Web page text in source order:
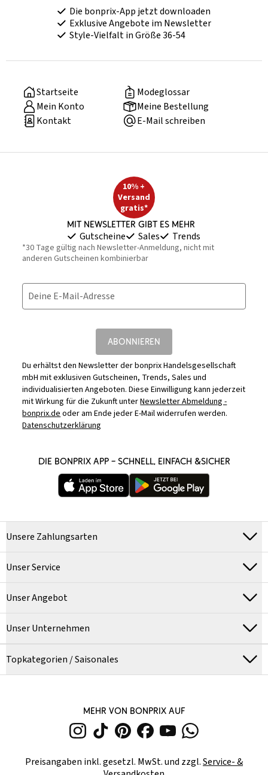
Die bonprix-App jetzt downloaden
Exklusive Angebote im Newsletter
Style-Vielfalt in Größe 36-54
Startseite
Modeglossar
Mein Konto
Meine Bestellung
Kontakt
E-Mail schreiben
10% +
Versand
gratis*
Mit Newsletter gibt es mehr
Gutscheine Sales Trends
*30 Tage gültig nach Newsletter-Anmeldung, nicht mit
anderen Gutscheinen kombinierbar
Deine E-Mail-Adresse
ABONNIEREN
Du erhältst den Newsletter der bonprix Handelsgesellschaft
mbH mit exklusiven Gutscheinen, Trends, Sales und
individualisierten Angeboten. Diese Einwilligung kann jederzeit
mit Wirkung für die Zukunft unterNewsletter Abmeldung -
bonprix.deoder am Ende jeder E-Mail widerrufen werden.
Datenschutzerklärung
DIE BONPRIX APP – SCHNELL, EINFACH &SICHER
Unsere Zahlungsarten
Unser Service
Unser Angebot
Unser Unternehmen
Topkategorien / Saisonales
MEHR VON BONPRIX AUF
Preisangaben inkl. gesetzl. MwSt. und zzgl.Service- &